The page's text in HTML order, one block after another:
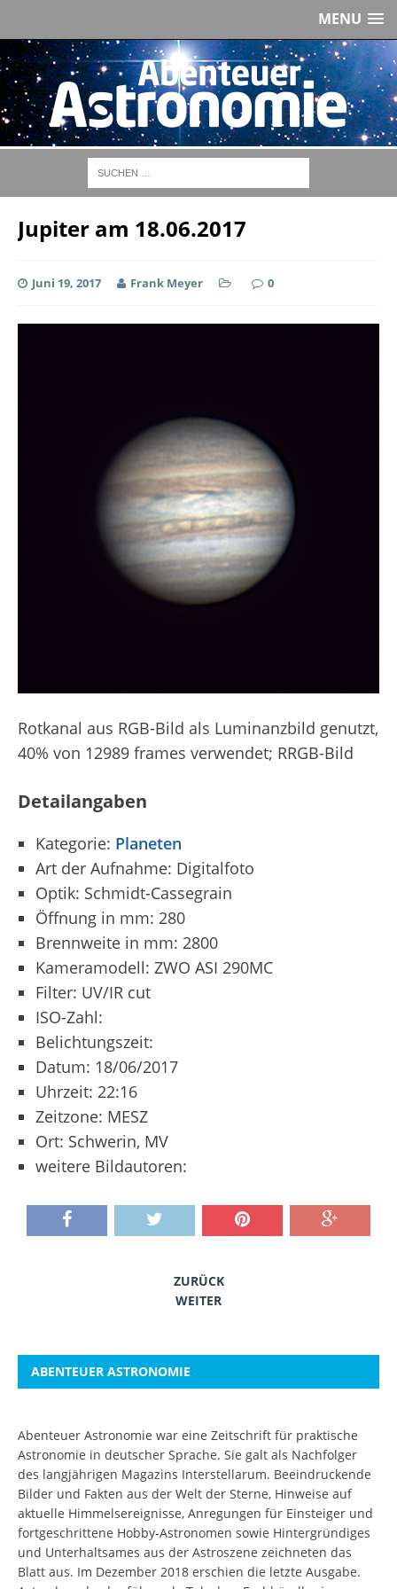
MENU
Jupiter am 18.06.2017
Juni 19, 2017 Frank Meyer 0
Rotkanal aus RGB-Bild als Luminanzbild genutzt,
40% von 12989 frames verwendet; RRGB-Bild
Detailangaben
Kategorie: Planeten
Art der Aufnahme: Digitalfoto
Optik: Schmidt-Cassegrain
Öffnung in mm: 280
Brennweite in mm: 2800
Kameramodell: ZWO ASI 290MC
Filter: UV/IR cut
ISO-Zahl:
Belichtungszeit:
Datum: 18/06/2017
Uhrzeit: 22:16
Zeitzone: MESZ
Ort: Schwerin, MV
weitere Bildautoren:
ZURÜCK
WEITER
ABENTEUER ASTRONOMIE
Abenteuer Astronomie war eine Zeitschrift für praktische
Astronomie in deutscher Sprache. Sie galt als Nachfolger
des langjährigen Magazins Interstellarum. Beeindruckende
Bilder und Fakten aus der Welt der Sterne, Hinweise auf
aktuelle Himmelsereignisse, Anregungen für Einsteiger und
fortgeschrittene Hobby-Astronomen sowie Hintergründiges
und Unterhaltsames aus der Astroszene zeichneten das
Blatt aus. Im Dezember 2018 erschien die letzte Ausgabe.